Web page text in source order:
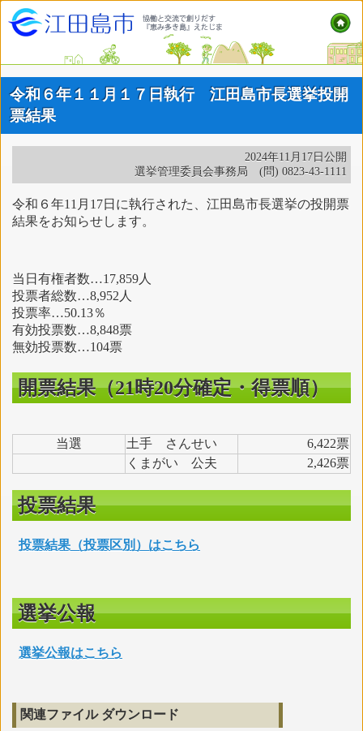
令和６年１１月１７日執行 江田島市長選挙投開
票結果
2024年11月17日公開
選挙管理委員会事務局 (問) 0823-43-1111
令和６年11月17日に執行された、江田島市長選挙の投開票
結果をお知らせします。
当日有権者数…17,859人
投票者総数…8,952人
投票率…50.13％
有効投票数…8,848票
無効投票数…104票
開票結果（21時20分確定・得票順）
当選 土手 さんせい
6,422票
くまがい 公夫
2,426票
投票結果
投票結果（投票区別）はこちら
選挙公報
選挙公報はこちら
関連ファイル ダウンロード